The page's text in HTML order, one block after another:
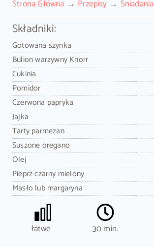
Wyposażenie
Search
for:
Sklep PrimeCook
Strona Główna Przepisy Śniadania
Składniki:
Gotowana szynka
Bulion warzywny Knorr
Cukinia
Pomidor
Czerwona papryka
Jajka
Tarty parmezan
Suszone oregano
Olej
Pieprz czarny mielony
Masło lub margaryna
łatwe 30 min.